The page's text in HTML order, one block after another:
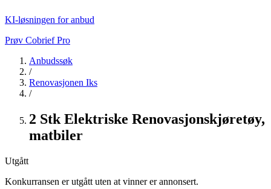
KI-løsningen for anbud
Prøv Cobrief Pro
Anbudssøk
/
Renovasjonen Iks
/
2 Stk Elektriske Renovasjonskjøretøy,
matbiler
Utgått
Konkurransen er utgått uten at vinner er annonsert.